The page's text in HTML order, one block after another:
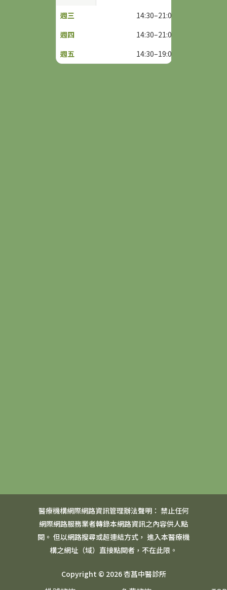
14:30–21:00
14:30–21:00
14:30–19:00
醫療機構網際網路資訊管理辦法聲明： 禁止任何
網際網路服務業者轉錄本網路資訊之內容供人點
閱。 但以網路搜尋或超連結方式， 進入本醫療機
構之網址（域）直接點閱者，不在此限。
Copyright © 2026 杏菖中醫診所